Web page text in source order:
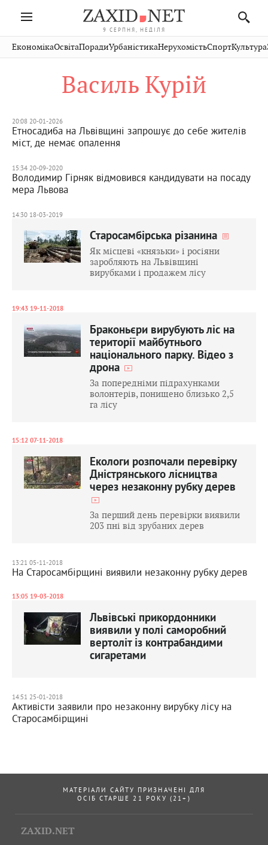
9 СЕРПНЯ, НЕДІЛЯ
Івано-
Франківськ
Волинь
Рівне
Чернівці
Стрий
Хмельницький
Публікації
Авто СловкоКультура
Кіно Дім Спорт
ЕкономікаОсвітаПорадиУрбаністикаНерухомістьСпортКультура
Василь Курій
20:08 20-01-2026
Етносадиба на Львівщині запрошує до себе жителів
міст, де немає опалення
15:34 20-09-2020
Володимир Гірняк відмовився кандидувати на посаду
мера Львова
14:30 18-03-2019
Старосамбірська різанина
Як місцеві «князьки» і росіяни
заробляють на Львівщині
вирубками і продажем лісу
19:43 19-11-2018
Браконьєри вирубують ліс на
території майбутнього
національного парку. Відео з
дрона
За попередніми підрахунками
волонтерів, понищено близько 2,5
га лісу
15:12 07-11-2018
Екологи розпочали перевірку
Дністрянського лісництва
через незаконну рубку дерев
За перший день перевірки виявили
203 пні від зрубаних дерев
13:21 05-11-2018
На Старосамбірщині виявили незаконну рубку дерев
13:05 19-03-2018
Львівські прикордонники
виявили у полі саморобний
вертоліт із контрабандими
сигаретами
14:51 25-01-2018
Активісти заявили про незаконну вирубку лісу на
Старосамбірщині
МАТЕРІАЛИ САЙТУ ПРИЗНАЧЕНІ ДЛЯ
ОСІБ СТАРШЕ 21 РОКУ (21+)
ZAXID.NET